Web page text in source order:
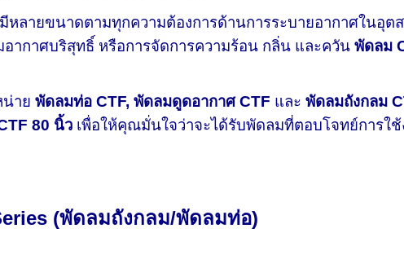
มีหลายขนาดตามทุกความต้องการด้านการระบายอากาศในอุต
อากาศบริสุทธิ์ หรือการจัดการความร้อน กลิ่น และควันพัดลม
น่ายพัดลมท่อ CTF, พัดลมดูดอากาศ CTF และพัดลมถังกลม
80 นิ้ว เพื่อให้คุณมั่นใจว่าจะได้รับพัดลมที่ตอบโจทย์การใ
(พัดลมถังกลม/พัดลมท่อ)